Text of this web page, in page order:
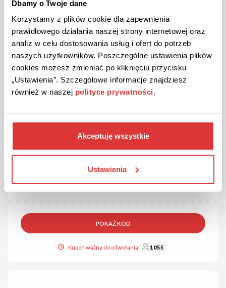
Dbamy o Twoje dane
Korzystamy z plików cookie dla zapewnienia
prawidłowego działania naszej strony internetowej oraz
analiz w celu dostosowania usług i ofert do potrzeb
naszych użytkowników. Poszczególne ustawienia plików
cookies możesz zmieniać po kliknięciu przycisku
„Ustawienia”. Szczegółowe informacje znajdziesz
również w naszej polityce prywatności.
Akceptuję wszystkie
Ustawienia
Kupon ważny do odwołania 10
pierwsze zamówienie!
POKAŻ KOD
Kupon ważny do odwołania 1055